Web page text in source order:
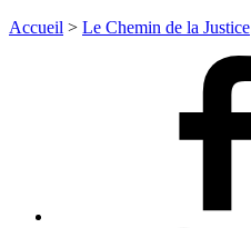
Accueil > Le Chemin de la Justice